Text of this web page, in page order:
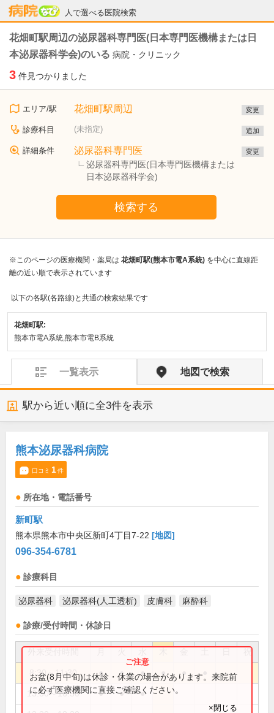
人で選べる医院検索
病院なび
花畑町駅周辺の泌尿器科専門医(日本専門医機構または日
本泌尿器科学会)のいる 病院・クリニック
3 件見つかりました
エリア/駅 花畑町駅周辺 変更
診療科目 (未指定) 追加
詳細条件 泌尿器科専門医
泌尿器科専門医(日本専門医機構または
日本泌尿器科学会)
変更
検索する
※このページの医療機関・薬局は 花畑町駅(熊本市電A系統) を中心に直線距
離の近い順で表示されています
以下の各駅(各路線)と共通の検索結果です
花畑町駅:
熊本市電A系統,熊本市電B系統
一覧表示 地図で検索
駅から近い順に全3件を表示
熊本泌尿器科病院
口コミ 1件
所在地・電話番号
新町駅
熊本県熊本市中央区新町4丁目7-22 [地図]
096-354-6781
診療科目
泌尿器科 泌尿器科(人工透析) 皮膚科 麻酔科
診療/受付時間・休診日
祝
8:30～11:30 ● ● ● ● ●
13:30～16:30 ● ● ●
お盆(8月中旬)は休診・休業の場合があります。来院前
に必ず医療機関に直接ご確認ください。
×閉じる